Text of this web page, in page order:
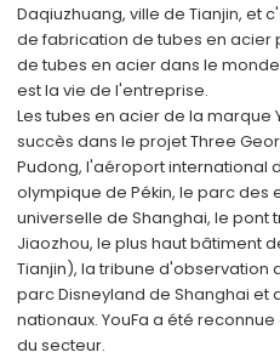
Daqiuzhuang, ville de Tianjin, et
de fabrication de tubes en acier
de tubes en acierdans le monde
est la vie de l'entreprise.
Les tubes en acier de la marque
succès dans le projet Three
Pudong, l'aéroport international
olympique de Pékin, le parc des
universelle de Shanghai, le
Jiaozhou, le plus haut bâtiment
Tianjin), la tribune d'observation
parc Disneyland de Shanghai et
nationaux. YouFa a été
du secteur.